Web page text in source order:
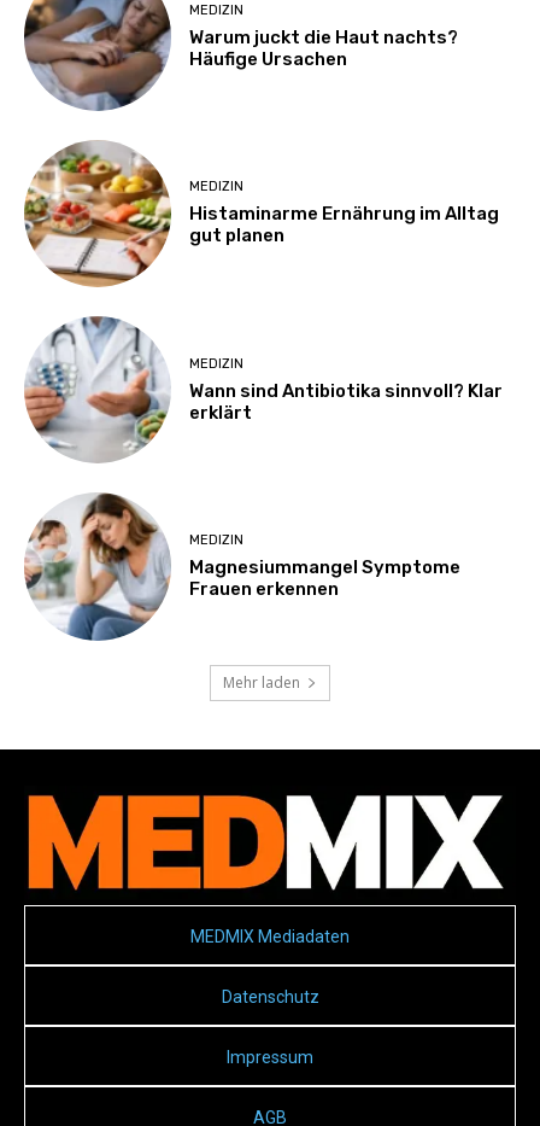
MEDIZIN
Warum juckt die Haut nachts?
Häufige Ursachen
MEDIZIN
Histaminarme Ernährung im Alltag
gut planen
MEDIZIN
Wann sind Antibiotika sinnvoll? Klar
erklärt
MEDIZIN
Magnesiummangel Symptome
Frauen erkennen
Mehr laden
MEDMIX Mediadaten
Datenschutz
Impressum
AGB